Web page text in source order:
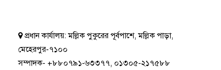
প্রধান কার্যালয়:মল্লিক পুকুরের পূর্বপাশে, মল্লিক পাড়া,
মেহেরপুর-৭১০০
সম্পাদক- +৮৮০৭৯১-৬৩৩৭৭, ০১৩০৫-২১৭৫৮৮